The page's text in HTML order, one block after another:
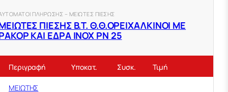
ΠΛΗΡΩΣΗΣ – ΜΕΙΩΤΕΣ ΠΙΕΣΗΣ
ΠΙΕΣΗΣ Β.Τ. Θ.Θ.ΟΡΕΙΧΑΛΚΙΝΟΙ ΜΕ
ΚΑΙ ΕΔΡΑ ΙΝΟΧ ΡΝ 25
Περιγραφή Υποκατ. Συσκ. Τιμή
ΜΕΙΩΤΗΣ